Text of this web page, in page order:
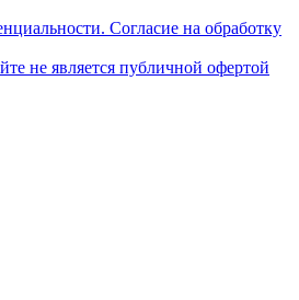
Согласие на обработку
не является публичной офертой